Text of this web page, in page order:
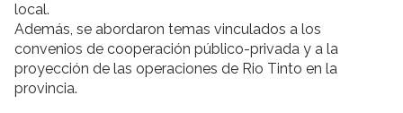
local.
Además, se abordaron temas vinculados a los
convenios de cooperación público-privada y a la
proyección de las operaciones de Rio Tinto en la
provincia.